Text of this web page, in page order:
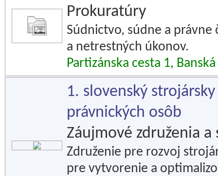
Prokuratúry
Súdnictvo, súdne a
a netrestných úkonov.
Partizánska cesta 1,
1. slovenský
právnických osôb
Záujmové združenia a
Združenie pre rozvoj
pre vytvorenie a